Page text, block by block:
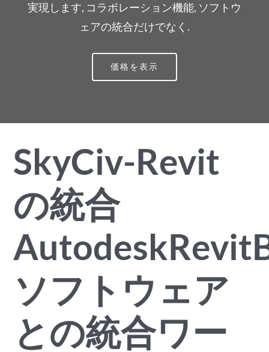
実現します, コラボレーション機能, ソフトウ
ェアの統合だけでなく.
価格を表示
SkyCiv-Revit
の統合
ソフトウェア
との統合ワー